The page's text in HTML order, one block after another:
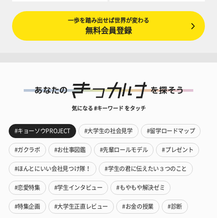
一歩を踏み出せば世界が変わる
無料会員登録
気になる #キーワード をタッチ
#キョーソウPROJECT #大学生の社会見学 #留学ロードマップ
#ガクラボ #お仕事図鑑 #先輩ロールモデル #プレゼント
#ほんとにいい会社見つけ隊！ #学生の君に伝えたい３つのこと
#恋愛特集 #学生インタビュー #もやもや解決ゼミ
#特集企画 #大学生正直レビュー #お金の授業 #診断